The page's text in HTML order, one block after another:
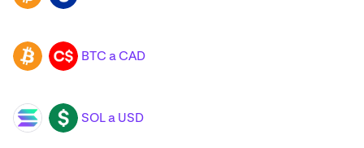
BTC CAD BTC a CAD
SOL USD SOL a USD